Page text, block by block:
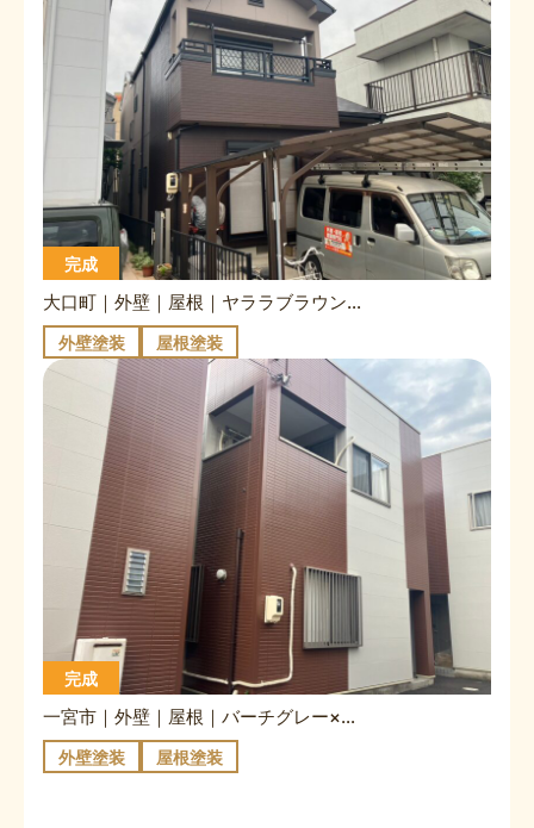
完成
大口町｜外壁｜屋根｜ヤララブラウン×グレージュ｜キャビアブラウン
外壁塗装 屋根塗装
完成
一宮市｜外壁｜屋根｜バーチグレー×リーガルブラウン
外壁塗装 屋根塗装